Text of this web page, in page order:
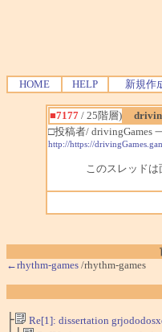
HOME HELP 新規作
■7177/ 25階層)
□投稿者/ drivingGames
http://https://
このスレッド
←rhythm-games /rhythm-games
├ Re[1]: dissertation